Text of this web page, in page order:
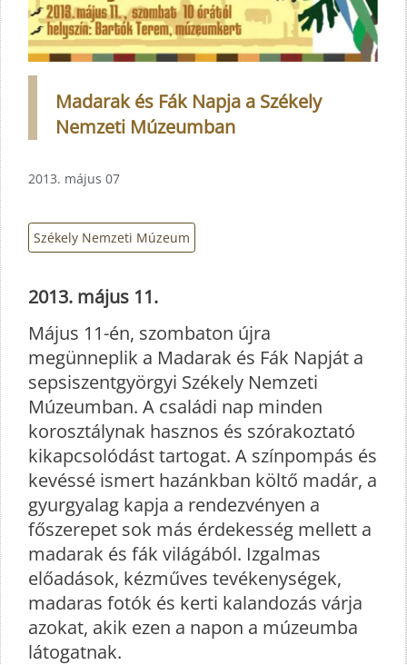
Madarak és Fák Napja a Székely
Nemzeti Múzeumban
2013. május 07
Székely Nemzeti Múzeum
2013. május 11.
Május 11-én, szombaton újra
megünneplik a Madarak és Fák Napját a
sepsiszentgyörgyi Székely Nemzeti
Múzeumban. A családi nap minden
korosztálynak hasznos és szórakoztató
kikapcsolódást tartogat. A színpompás és
kevéssé ismert hazánkban költő madár, a
gyurgyalag kapja a rendezvényen a
főszerepet sok más érdekesség mellett a
madarak és fák világából. Izgalmas
előadások, kézműves tevékenységek,
madaras fotók és kerti kalandozás várja
azokat, akik ezen a napon a múzeumba
látogatnak.